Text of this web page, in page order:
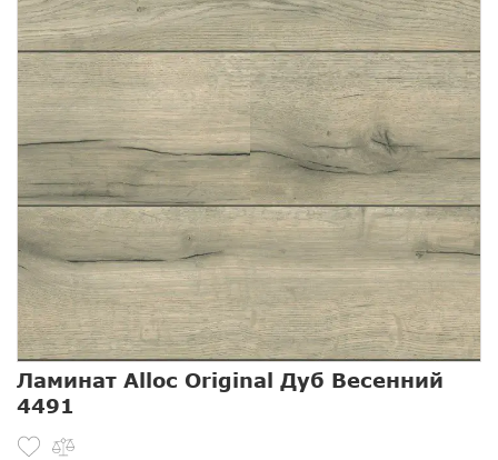
Ламинат Alloc Original Дуб Весенний
4491